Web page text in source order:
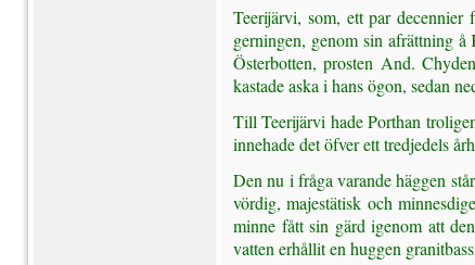
Teerijärvi, som, ett par
gerningen, genom sin afrättning
Österbotten, prosten And.
kastade aska i hans ögon, sedan
Till Teerijärvi hade Porthan
innehade det öfver ett tredjedels
Den nu i fråga varande häggen
vördig, majestätisk och
minne fått sin gärd igenom att
vatten erhållit en huggen